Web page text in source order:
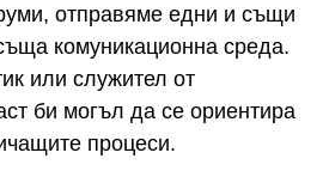
отправяме едни и същи
комуникационна среда.
или служител от
би могъл да се ориентира
процеси.